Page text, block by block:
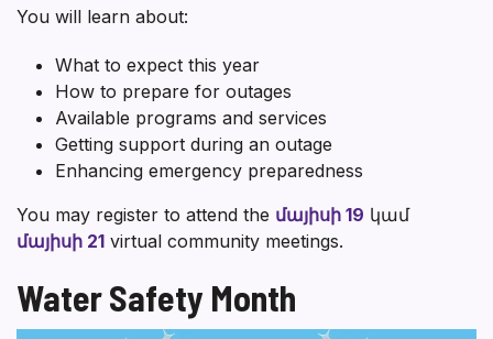
You will learn about:
What to expect this year
How to prepare for outages
Available programs and services
Getting support during an outage
Enhancing emergency preparedness
You may register to attend the մայիսի 19 կամ
մայիսի 21 virtual community meetings.
Water Safety Month